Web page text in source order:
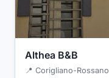
Althea B&B
📍 Corigliano-Rossano